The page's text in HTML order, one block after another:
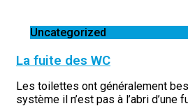
Uncategorized
La fuite des WC
Les toilettes ont généralement
système il n’est pas à l’abri d’une